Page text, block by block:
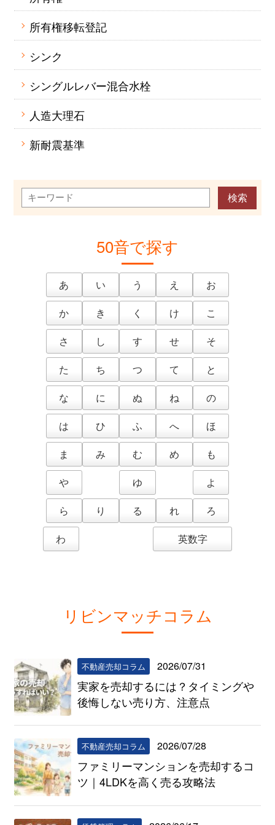
所有権移転登記
シンク
シングルレバー混合水栓
人造大理石
新耐震基準
50音で探す
あ い う え
お
か
き く け
こ
さ
し す せ
そ
た
ち つ て
と
な
に ぬ ね
の
は
ひ ふ へ
ほ
ま
み む め
も
や
ゆ
よ
ら
り る れ
ろ
わ
英数字
リビンマッチコラム
不動産売却コラム 2026/07/31
実家を売却するには？タイミングや
後悔しない売り方、注意点
不動産売却コラム 2026/07/28
ファミリーマンションを売却するコ
ツ｜4LDKを高く売る攻略法